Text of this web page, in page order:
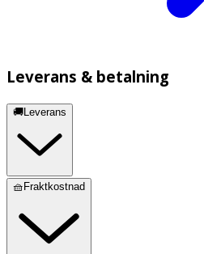
Leverans & betalning
🚚Leverans
🧺Fraktkostnad